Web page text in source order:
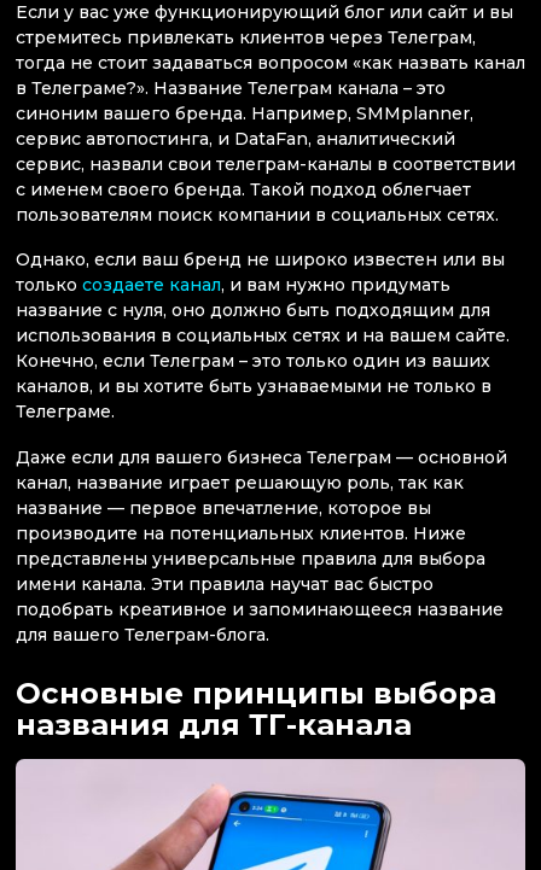
Если у вас уже функционирующий блог или сайт и вы
стремитесь привлекать клиентов через Телеграм,
тогда не стоит задаваться вопросом «как назвать канал
в Телеграме?». Название Телеграм канала – это
синоним вашего бренда. Например, SMMplanner,
сервис автопостинга, и DataFan, аналитический
сервис, назвали свои телеграм-каналы в соответствии
с именем своего бренда. Такой подход облегчает
пользователям поиск компании в социальных сетях.
Однако, если ваш бренд не широко известен или вы
только создаете канал, и вам нужно придумать
название с нуля, оно должно быть подходящим для
использования в социальных сетях и на вашем сайте.
Конечно, если Телеграм – это только один из ваших
каналов, и вы хотите быть узнаваемыми не только в
Телеграме.
Даже если для вашего бизнеса Телеграм — основной
канал, название играет решающую роль, так как
название — первое впечатление, которое вы
производите на потенциальных клиентов. Ниже
представлены универсальные правила для выбора
имени канала. Эти правила научат вас быстро
подобрать креативное и запоминающееся название
для вашего Телеграм-блога.
Основные принципы выбора
названия для ТГ-канала